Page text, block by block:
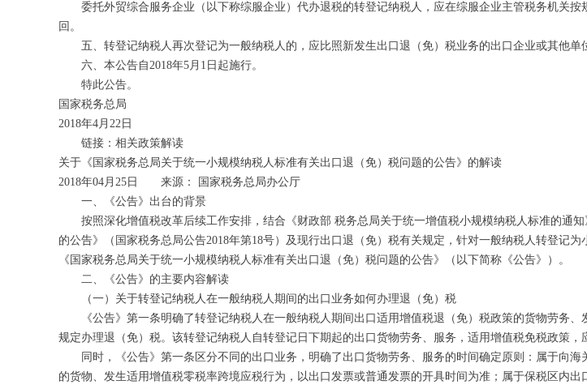
委托外贸综合服务企业（以下称综服企业）代办退税的转登记纳税人，应在综服企业主管税务机关按
回。
五、转登记纳税人再次登记为一般纳税人的，应比照新发生出口退（免）税业务的出口企业或其他单
六、本公告自2018年5月1日起施行。
特此公告。
国家税务总局
2018年4月22日
链接：相关政策解读
关于《国家税务总局关于统一小规模纳税人标准有关出口退（免）税问题的公告》的解读
2018年04月25日 来源： 国家税务总局办公厅
一、《公告》出台的背景
按照深化增值税改革后续工作安排，结合《财政部 税务总局关于统一增值税小规模纳税人标准的通
的公告》（国家税务总局公告2018年第18号）及现行出口退（免）税有关规定，针对一般纳税人转登记
《国家税务总局关于统一小规模纳税人标准有关出口退（免）税问题的公告》（以下简称《公告》）。
二、《公告》的主要内容解读
（一）关于转登记纳税人在一般纳税人期间的出口业务如何办理退（免）税
《公告》第一条明确了转登记纳税人在一般纳税人期间出口适用增值税退（免）税政策的货物劳务、
规定办理退（免）税。该转登记纳税人自转登记日下期起的出口货物劳务、服务，适用增值税免税政策，
同时，《公告》第一条区分不同的出口业务，明确了出口货物劳务、服务的时间确定原则：属于向海
的货物、发生适用增值税零税率跨境应税行为，以出口发票或普通发票的开具时间为准；属于保税区内